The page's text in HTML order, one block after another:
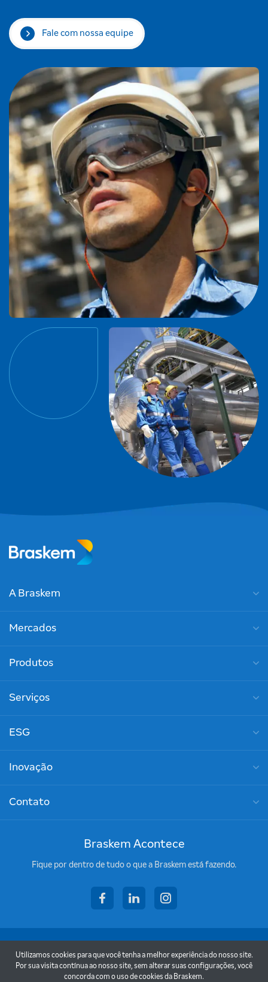
Fale com nossa equipe
A Braskem
Mercados
Produtos
Serviços
ESG
Inovação
Contato
Braskem Acontece
Fique por dentro de tudo o que a Braskem está fazendo.
facebooklinkedininstagram
Termos de uso
Utilizamos cookies para que você tenha a melhor experiência do nosso site.
Por sua visita contínua ao nosso site, sem alterar suas configurações, você
concorda com o uso de cookies da Braskem.